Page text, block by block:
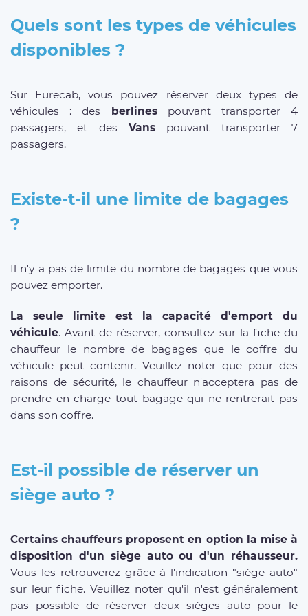
Quels sont les types de véhicules
disponibles ?
Sur Eurecab, vous pouvez réserver deux types de
véhicules : des berlinespouvant transporter 4
passagers, et des Vans pouvant transporter 7
passagers.
Existe-t-il une limite de bagages
?
Il n'y a pas de limite du nombre de bagages que vous
pouvez emporter.
La seule limite est la capacité d'emport du
véhicule. Avant de réserver, consultez sur la fiche du
chauffeur le nombre de bagages que le coffre du
véhicule peut contenir. Veuillez noter que pour des
raisons de sécurité, le chauffeur n'acceptera pas de
prendre en charge tout bagage qui ne rentrerait pas
dans son coffre.
Est-il possible de réserver un
siège auto ?
Certains chauffeurs proposent en option la mise à
disposition d'un siège auto ou d'un réhausseur.
Vous les retrouverez grâce à l'indication "siège auto"
sur leur fiche. Veuillez noter qu'il n'est généralement
pas possible de réserver deux sièges auto pour le